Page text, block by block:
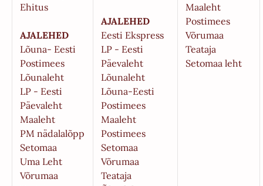
Ehitus
AJALEHED
Lõuna- Eesti
Postimees
Lõunaleht
LP - Eesti
Päevaleht
Maaleht
PM nädalalõpp
Setomaa
Uma Leht
Võrumaa
AJALEHED
Eesti Ekspress
LP - Eesti
Päevaleht
Lõunaleht
Lõuna-Eesti
Postimees
Maaleht
Postimees
Setomaa
Võrumaa
Teataja
Maaleht
Postimees
Võrumaa
Teataja
Setomaa leht